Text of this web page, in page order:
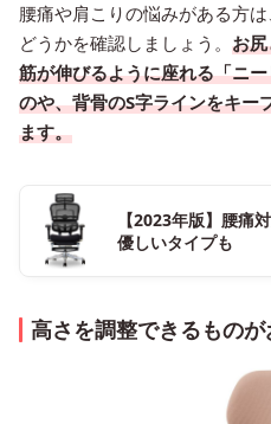
腰痛や肩こりの悩みがある方
どうかを確認しましょう。 お
筋が伸びるように座れる「ニ
のや、背骨のS字ラインをキー
ます。
【2023年版】腰痛
優しいタイプも
高さを調整できるもの